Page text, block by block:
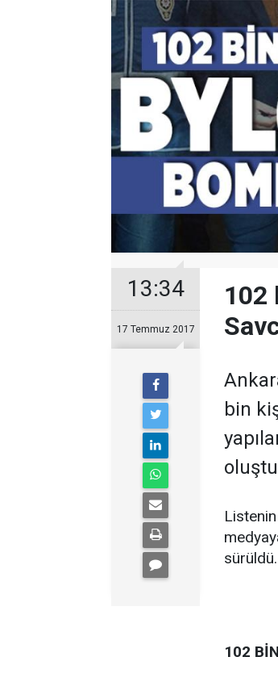
13:34
17 Temmuz 2017
102
bin
sürüldü.
102